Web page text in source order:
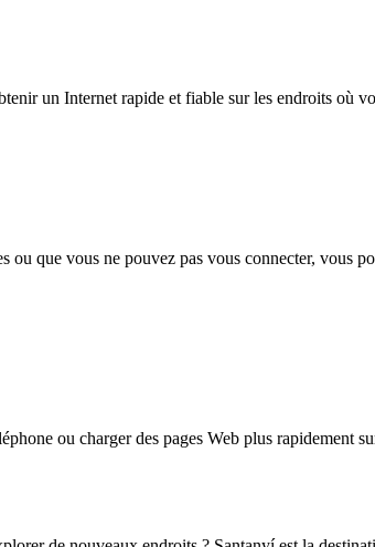
un Internet rapide et fiable sur les endroits où
que vous ne pouvez pas vous connecter, vous
ou charger des pages Web plus rapidement